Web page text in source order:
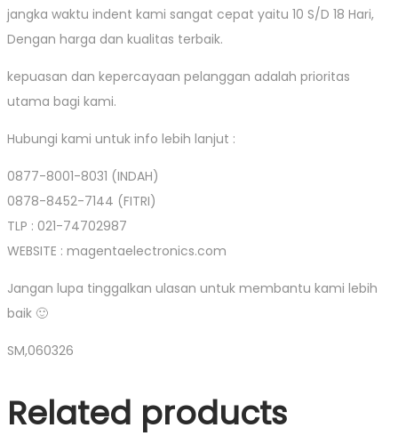
jangka waktu indent kami sangat cepat yaitu 10 S/D 18 Hari,
Dengan harga dan kualitas terbaik.
kepuasan dan kepercayaan pelanggan adalah prioritas
utama bagi kami.
Hubungi kami untuk info lebih lanjut :
0877-8001-8031 (INDAH)
0878-8452-7144 (FITRI)
TLP : 021-74702987
WEBSITE : magentaelectronics.com
Jangan lupa tinggalkan ulasan untuk membantu kami lebih
baik 🙂
SM,060326
Related products